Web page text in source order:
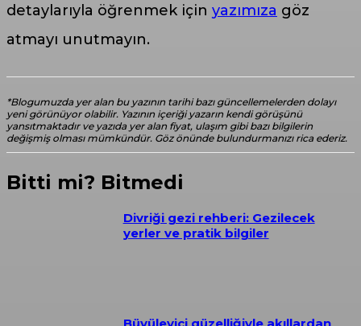
detaylarıyla öğrenmek için yazımıza göz
atmayı unutmayın.
*Blogumuzda yer alan bu yazının tarihi bazı güncellemelerden dolayı
yeni görünüyor olabilir. Yazının içeriği yazarın kendi görüşünü
yansıtmaktadır ve yazıda yer alan fiyat, ulaşım gibi bazı bilgilerin
değişmiş olması mümkündür. Göz önünde bulundurmanızı rica ederiz.
Bitti mi? Bitmedi
Divriği gezi rehberi: Gezilecek
yerler ve pratik bilgiler
Büyüleyici güzelliğiyle akıllardan